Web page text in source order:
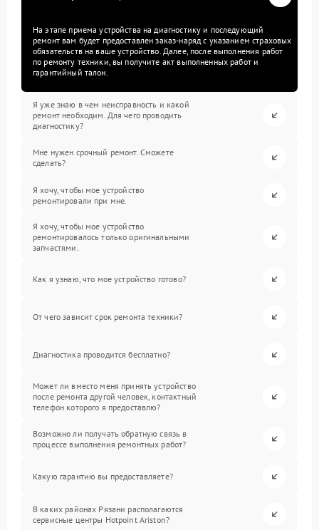
На этапе приема устройства на диагностику и последующий
ремонт вам будет предоставлен заказ-наряд с указанием страховых
обязательств на ваше устройство. Далее, после выполнения работ
по ремонту техники, вы получите акт выполненных работ и
гарантийный талон.
Я уже знаю в чем неисправность и какой
ремонт необходим. Для чего проводить
диагностику?
Мне нужен срочный ремонт. Сможете
сделать?
Я хочу, чтобы мое устройство
ремонтировали при мне.
Я хочу, чтобы мое устройство
ремонтировалось только оригинальными
запчастями.
Как я узнаю, что мое устройство готово?
От чего зависит срок ремонта техники?
Диагностика проводится бесплатно?
Может ли вместо меня принять устройство
после ремонта другой человек, контактный
телефон которого я предоставлю?
Возможно ли получать обратную связь в
процессе выполнения ремонтных работ?
Какую гарантию вы предоставляете?
В каких районах Рязани располагаются
сервисные центры Hotpoint Ariston?